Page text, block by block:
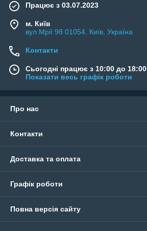
Працює з 03.07.2023
м. Київ
вул Мрії 98 01054, Київ, Україна
Контакти
Сьогодні працює з 10:00 до 18:00
Показати весь графік роботи
Про нас
Контакти
Доставка та оплата
Графік роботи
Повна версія сайту